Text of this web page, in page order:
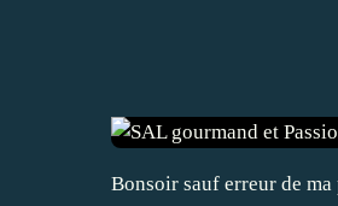
Bonsoir sauf erreur de